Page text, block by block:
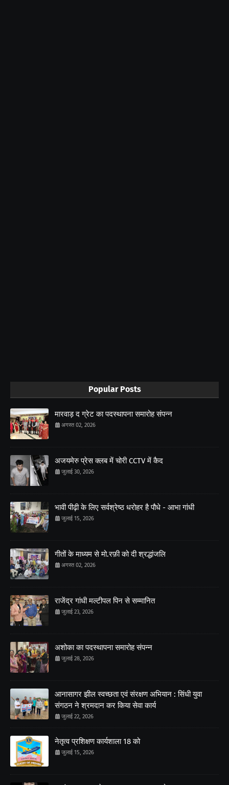
Popular Posts
मारवाड़ द ग्रेट का पदस्थापना समारोह संपन्न
अगस्त 02, 2026
अजयमेरु प्रेस क्लब में चोरी CCTV में कैद
जुलाई 30, 2026
भावी पीढ़ी के लिए सर्वश्रेष्ठ धरोहर है पौधे - आभा गांधी
जुलाई 15, 2026
गीतों के माध्यम से मो.रफ़ी को दी श्रद्धांजलि
अगस्त 02, 2026
राजेंद्र गांधी मल्टीपल पिन से सम्मानित
जुलाई 23, 2026
अशोका का पदस्थापना समारोह संपन्न
जुलाई 28, 2026
आनासागर झील स्वच्छता एवं संरक्षण अभियान : सिंधी युवा
संगठन ने श्रमदान कर किया सेवा कार्य
जुलाई 22, 2026
नेतृत्व प्रशिक्षण कार्यशाला 18 को
जुलाई 15, 2026